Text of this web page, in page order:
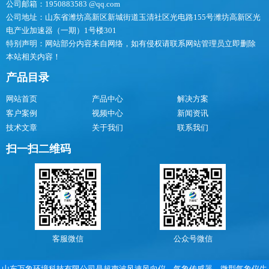
公司邮箱：1950883583 @qq.com
公司地址：山东省潍坊高新区新城街道玉清社区光电路155号潍坊高新区光
电产业加速器（一期）1号楼301
特别声明：网站部分内容来自网络，如有侵权请联系网站管理员立即删除
本站相关内容！
产品目录
网站首页 产品中心
解决方案
客户案例
视频中心
新闻资讯
技术文章
关于我们 联系我们
扫一扫二维码
客服微信 公众号微信